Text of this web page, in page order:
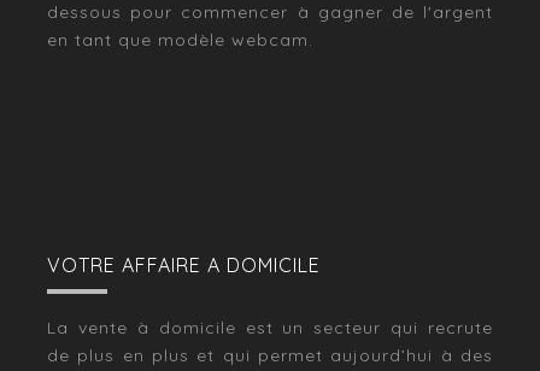
dessous pour commencer à gagner de l'argent
en tant que modèle webcam.
VOTRE AFFAIRE A DOMICILE
La vente à domicile est un secteur qui recrute
de plus en plus et qui permet aujourd’hui à des